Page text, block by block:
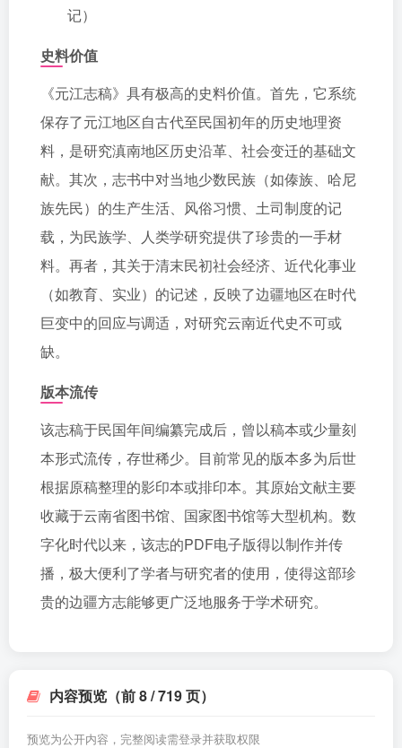
记）
史料价值
《元江志稿》具有极高的史料价值。首先，它系统
保存了元江地区自古代至民国初年的历史地理资
料，是研究滇南地区历史沿革、社会变迁的基础文
献。其次，志书中对当地少数民族（如傣族、哈尼
族先民）的生产生活、风俗习惯、土司制度的记
载，为民族学、人类学研究提供了珍贵的一手材
料。再者，其关于清末民初社会经济、近代化事业
（如教育、实业）的记述，反映了边疆地区在时代
巨变中的回应与调适，对研究云南近代史不可或
缺。
版本流传
该志稿于民国年间编纂完成后，曾以稿本或少量刻
本形式流传，存世稀少。目前常见的版本多为后世
根据原稿整理的影印本或排印本。其原始文献主要
收藏于云南省图书馆、国家图书馆等大型机构。数
字化时代以来，该志的PDF电子版得以制作并传
播，极大便利了学者与研究者的使用，使得这部珍
贵的边疆方志能够更广泛地服务于学术研究。
内容预览（前 8 / 719 页）
预览为公开内容，完整阅读需登录并获取权限